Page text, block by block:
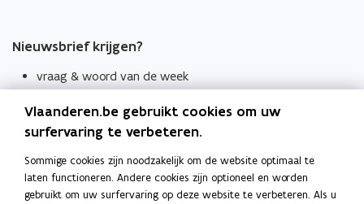
Nieuwsbrief krijgen?
vraag & woord van de week
Schrijf je in
Thema's
Taaladviezen
Vlaanderen.be gebruikt cookies om uw
surfervaring te verbeteren.
Sommige cookies zijn noodzakelijk om de website optimaal te
laten functioneren. Andere cookies zijn optioneel en worden
gebruikt om uw surfervaring op deze website te verbeteren. Als u